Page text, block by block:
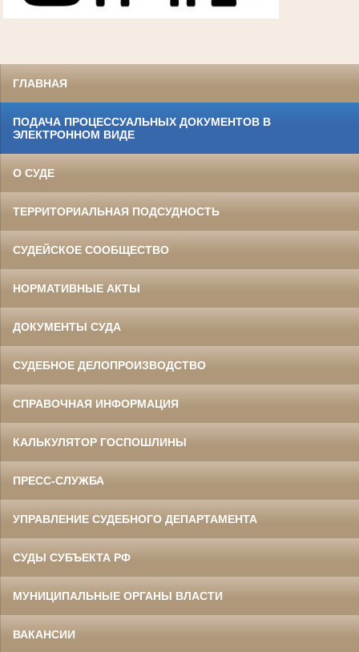
ГЛАВНАЯ
ПОДАЧА ПРОЦЕССУАЛЬНЫХ ДОКУМЕНТОВ В
ЭЛЕКТРОННОМ ВИДЕ
О СУДЕ
ТЕРРИТОРИАЛЬНАЯ ПОДСУДНОСТЬ
СУДЕЙСКОЕ СООБЩЕСТВО
НОРМАТИВНЫЕ АКТЫ
ДОКУМЕНТЫ СУДА
СУДЕБНОЕ ДЕЛОПРОИЗВОДСТВО
СПРАВОЧНАЯ ИНФОРМАЦИЯ
КАЛЬКУЛЯТОР ГОСПОШЛИНЫ
ПРЕСС-СЛУЖБА
УПРАВЛЕНИЕ СУДЕБНОГО ДЕПАРТАМЕНТА
СУДЫ СУБЪЕКТА РФ
МУНИЦИПАЛЬНЫЕ ОРГАНЫ ВЛАСТИ
ВАКАНСИИ